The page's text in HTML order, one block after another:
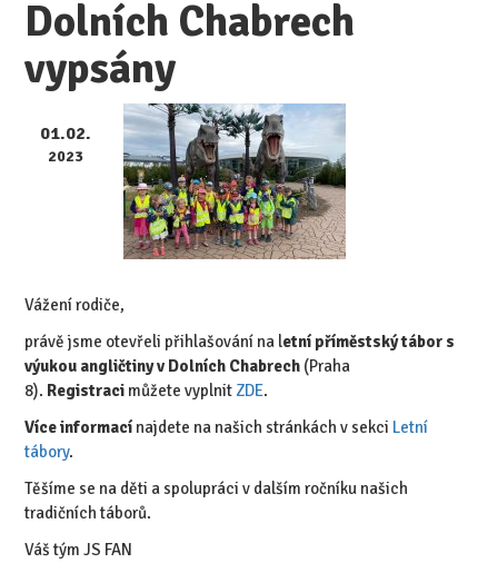
Dolních Chabrech
vypsány
01.02.
2023
Vážení rodiče,
právě jsme otevřeli přihlašování na letní příměstský tábor s
výukou angličtiny v Dolních Chabrech (Praha
8). Registraci můžete vyplnit ZDE.
Více informací najdete na našich stránkách v sekci Letní
tábory.
Těšíme se na děti a spolupráci v dalším ročníku našich
tradičních táborů.
Váš tým JS FAN